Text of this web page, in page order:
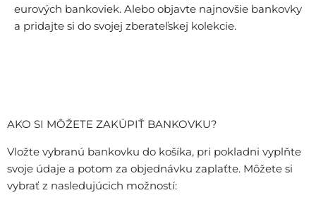
eurových bankoviek. Alebo objavte najnovšie bankovky
a pridajte si do svojej zberateľskej kolekcie.
AKO SI MÔŽETE ZAKÚPIŤ BANKOVKU?
Vložte vybranú bankovku do košíka, pri pokladni vyplňte
svoje údaje a potom za objednávku zaplaťte. Môžete si
vybrať z nasledujúcich možností: